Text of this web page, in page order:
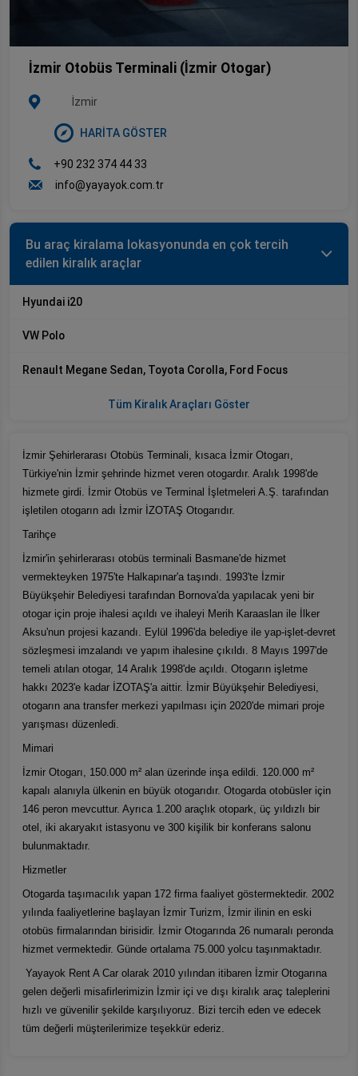
İzmir Şehirlerarası Otobüs Terminali, kısaca İzmir Otogarı,
Türkiye'nin İzmir şehrinde hizmet veren otogardır. Aralık 1998'de
hizmete girdi. İzmir Otobüs ve Terminal İşletmeleri A.Ş. tarafından
işletilen otogarın adı İzmir İZOTAŞ Otogarıdır.
Tarihçe
İzmir'in şehirlerarası otobüs terminali Basmane'de hizmet
vermekteyken 1975'te Halkapınar'a taşındı. 1993'te İzmir
Büyükşehir Belediyesi tarafından Bornova'da yapılacak yeni bir
otogar için proje ihalesi açıldı ve ihaleyi Merih Karaaslan ile İlker
Aksu'nun projesi kazandı. Eylül 1996'da belediye ile yap-işlet-devret
sözleşmesi imzalandı ve yapım ihalesine çıkıldı. 8 Mayıs 1997'de
temeli atılan otogar, 14 Aralık 1998'de açıldı. Otogarın işletme
hakkı 2023'e kadar İZOTAŞ'a aittir. İzmir Büyükşehir Belediyesi,
otogarın ana transfer merkezi yapılması için 2020'de mimari proje
yarışması düzenledi.
Mimari
İzmir Otogarı, 150.000 m² alan üzerinde inşa edildi. 120.000 m²
kapalı alanıyla ülkenin en büyük otogarıdır. Otogarda otobüsler için
146 peron mevcuttur. Ayrıca 1.200 araçlık otopark, üç yıldızlı bir
otel, iki akaryakıt istasyonu ve 300 kişilik bir konferans salonu
bulunmaktadır.
Hizmetler
Otogarda taşımacılık yapan 172 firma faaliyet göstermektedir. 2002
yılında faaliyetlerine başlayan İzmir Turizm, İzmir ilinin en eski
otobüs firmalarından birisidir. İzmir Otogarında 26 numaralı peronda
hizmet vermektedir. Günde ortalama 75.000 yolcu taşınmaktadır.
Yayayok Rent A Car olarak 2010 yılından itibaren İzmir Otogarına
gelen değerli misafirlerimizin İzmir içi ve dışı kiralık araç taleplerini
hızlı ve güvenilir şekilde karşılıyoruz. Bizi tercih eden ve edecek
tüm değerli müşterilerimize teşekkür ederiz.
İzmir Otobüs Terminali (İzmir Otogar)
İzmir
HARİTA GÖSTER
+90 232 374 44 33
info@yayayok.com.tr
Bu araç kiralama lokasyonunda en çok tercih
edilen kiralık araçlar
Hyundai i20
VW Polo
Renault Megane Sedan, Toyota Corolla, Ford Focus
Tüm Kiralık Araçları Göster